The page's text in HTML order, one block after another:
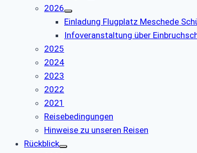
2026
Einladung Flugplatz Meschede
Infoveranstaltung über
2025
2024
2023
2022
2021
Reisebedingungen
Hinweise zu unseren Reisen
Rückblick